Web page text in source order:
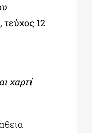
τεύχος 12
χαρτί